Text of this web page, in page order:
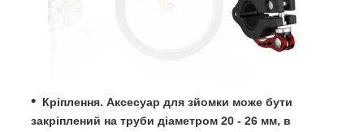
Кріплення. Аксесуар для зйомки може бути
закріплений на труби діаметром 20 - 26 мм, в